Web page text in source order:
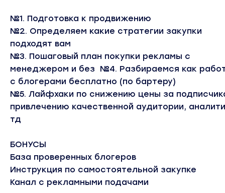
№1. Подготовка к продвижению
№2. Определяем какие стратегии закупки
подходят вам
№3. Пошаговый план покупки рекламы с
менеджером и без
№4. Разбираемся как
с блогерами бесплатно (по бартеру)
№5. Лайфхаки по снижению цены за
привлечению качественной аудитории,
тд
БОНУСЫ
База проверенных блогеров
Инструкция по самостоятельной закупке
Канал с рекламными подачами